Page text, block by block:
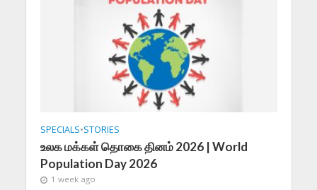
SPECIALS•STORIES
உலக மக்கள் தொகை தினம் 2026 | World
Population Day 2026
1 week ago